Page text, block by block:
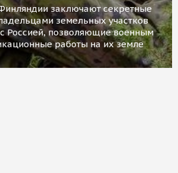
заключают секретные
земельных участков
Россией, позволяющие военным
работы на их земле